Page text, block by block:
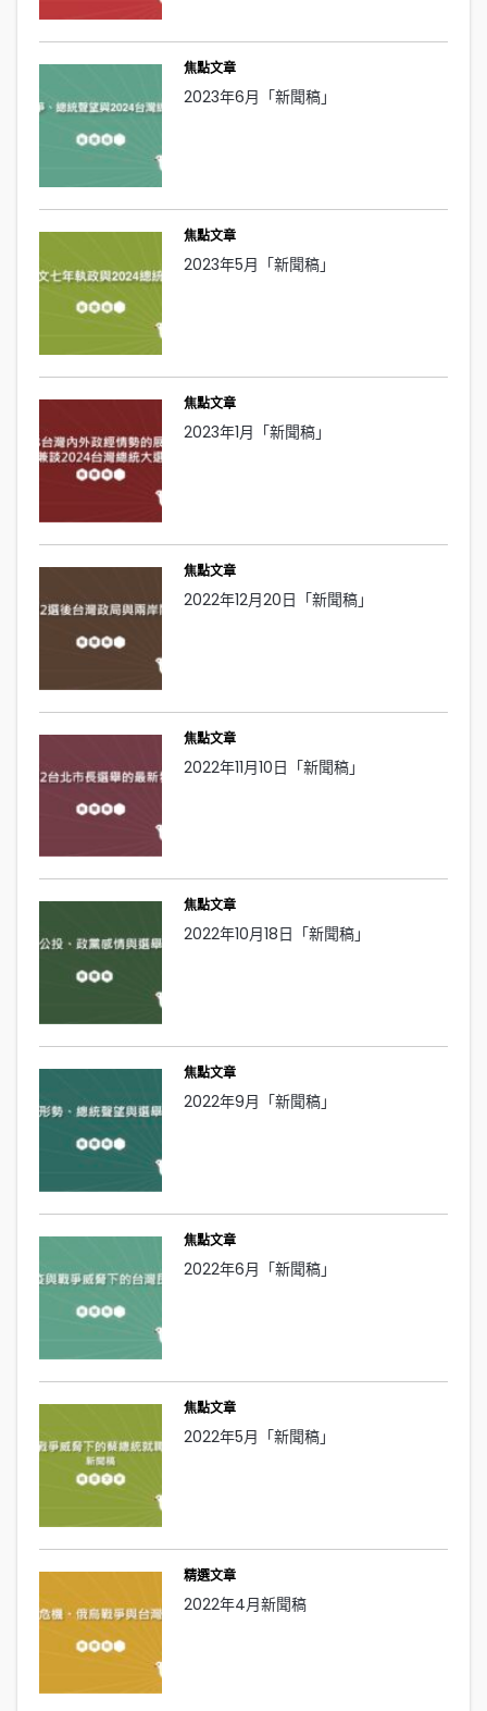
焦點文章
2023年6月「新聞稿」
焦點文章
2023年5月「新聞稿」
焦點文章
2023年1月「新聞稿」
焦點文章
2022年12月20日「新聞稿」
焦點文章
2022年11月10日「新聞稿」
焦點文章
2022年10月18日「新聞稿」
焦點文章
2022年9月「新聞稿」
焦點文章
2022年6月「新聞稿」
焦點文章
2022年5月「新聞稿」
精選文章
2022年4月新聞稿